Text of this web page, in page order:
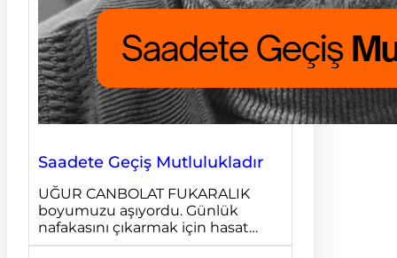
Saadete Geçiş Mutlulukladır
UĞUR CANBOLAT FUKARALIK
boyumuzu aşıyordu. Günlük
nafakasını çıkarmak için hasat…